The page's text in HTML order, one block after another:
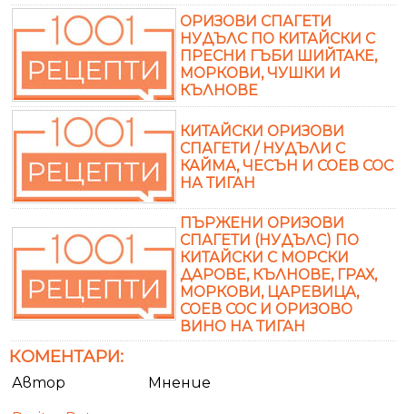
ОРИЗОВИ СПАГЕТИ
НУДЪЛС ПО КИТАЙСКИ С
ПРЕСНИ ГЪБИ ШИЙТАКЕ,
МОРКОВИ, ЧУШКИ И
КЪЛНОВЕ
КИТАЙСКИ ОРИЗОВИ
СПАГЕТИ / НУДЪЛИ С
КАЙМА, ЧЕСЪН И СОЕВ СОС
НА ТИГАН
ПЪРЖЕНИ ОРИЗОВИ
СПАГЕТИ (НУДЪЛС) ПО
КИТАЙСКИ С МОРСКИ
ДАРОВЕ, КЪЛНОВЕ, ГРАХ,
МОРКОВИ, ЦАРЕВИЦА,
СОЕВ СОС И ОРИЗОВО
ВИНО НА ТИГАН
КОМЕНТАРИ:
Автор Мнение